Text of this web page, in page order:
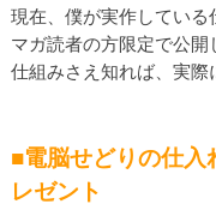
現在、僕が実作してい
マガ読者の方限定で公開
仕組みさえ知れば、実際
■電脳せどりの仕入
レゼント